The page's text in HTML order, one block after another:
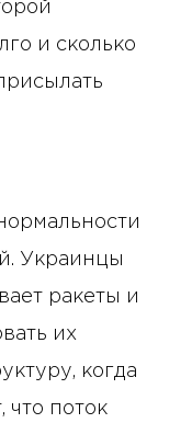
и сколько
Украинцы
ракеты и
их
когда
что поток